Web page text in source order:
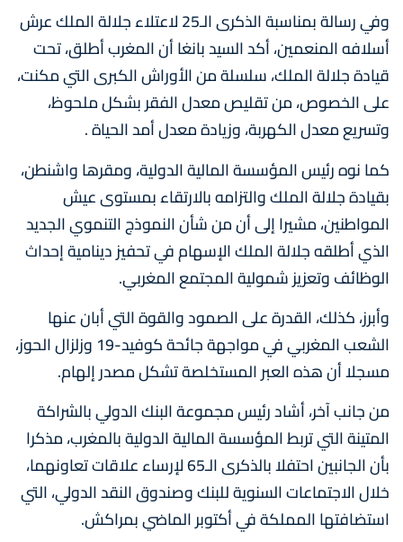
وفي رسالة بمناسبة الذكرى الـ25 لاعتلاء جلالة الملك عرش
أسلافه المنعمين، أكد السيد بانغا أن المغرب أطلق، تحت
قيادة جلالة الملك، سلسلة من الأوراش الكبرى التي مكنت،
على الخصوص، من تقليص معدل الفقر بشكل ملحوظ،
وتسريع معدل الكهربة، وزيادة معدل أمد الحياة .
كما نوه رئيس المؤسسة المالية الدولية، ومقرها واشنطن،
بقيادة جلالة الملك والتزامه بالارتقاء بمستوى عيش
المواطنين، مشيرا إلى أن من شأن النموذج التنموي الجديد
الذي أطلقه جلالة الملك الإسهام في تحفيز دينامية إحداث
الوظائف وتعزيز شمولية المجتمع المغربي.
وأبرز، كذلك، القدرة على الصمود والقوة التي أبان عنها
الشعب المغربي في مواجهة جائحة كوفيد-19 وزلزال الحوز،
مسجلا أن هذه العبر المستخلصة تشكل مصدر إلهام.
من جانب آخر، أشاد رئيس مجموعة البنك الدولي بالشراكة
المتينة التي تربط المؤسسة المالية الدولية بالمغرب، مذكرا
بأن الجانبين احتفلا بالذكرى الـ65 لإرساء علاقات تعاونهما،
خلال الاجتماعات السنوية للبنك وصندوق النقد الدولي، التي
استضافتها المملكة في أكتوبر الماضي بمراكش.